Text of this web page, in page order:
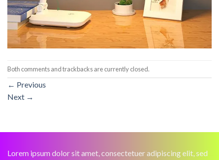
Both comments and trackbacks are currently closed.
← Previous
Next →
Lorem ipsum dolor sit amet, consectetuer adipiscing elit, sed